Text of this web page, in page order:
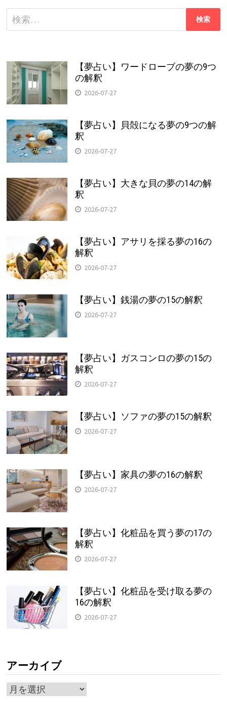
検
索:
【夢占い】ワードローブの夢の9つ
の解釈
2026-07-27
【夢占い】貝殻になる夢の9つの解
釈
2026-07-27
【夢占い】大きな貝の夢の14の解
釈
2026-07-27
【夢占い】アサリを採る夢の16の
解釈
2026-07-27
【夢占い】銭湯の夢の15の解釈
2026-07-27
【夢占い】ガスコンロの夢の15の
解釈
2026-07-27
【夢占い】ソファの夢の15の解釈
2026-07-27
【夢占い】家具の夢の16の解釈
2026-07-27
【夢占い】化粧品を買う夢の17の
解釈
2026-07-27
【夢占い】化粧品を受け取る夢の
16の解釈
2026-07-27
アーカイブ
ア